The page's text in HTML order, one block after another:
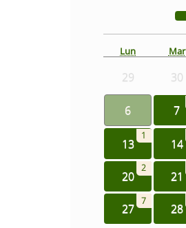
Lun Mar
29 30
6 7
13
1
14
20
2
21
27
7
28